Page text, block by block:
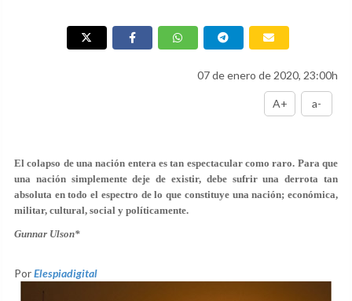
07 de enero de 2020, 23:00h
A+ a-
El colapso de una nación entera es tan espectacular como raro. Para que
una nación simplemente deje de existir, debe sufrir una derrota tan
absoluta en todo el espectro de lo que constituye una nación; económica,
militar, cultural, social y políticamente.
Gunnar Ulson*
PorElespiadigital